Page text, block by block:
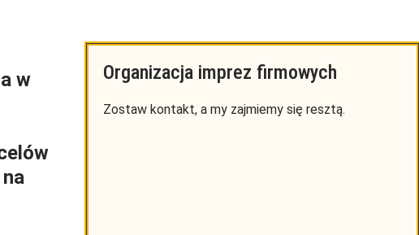
w
Organizacja imprez firmowych
Zostaw kontakt, a my zajmiemy się resztą.